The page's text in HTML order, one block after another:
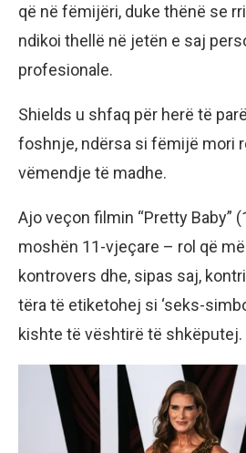
që në fëmijëri, duke thënë se
ndikoi thellë në jetën e saj
profesionale.
Shields u shfaq për herë të
foshnje, ndërsa si fëmijë mori
vëmendje të madhe.
Ajo veçon filmin “Pretty Baby”
moshën 11-vjeçare – rol që
kontrovers dhe, sipas saj,
tëra të etiketohej si ‘seks-
kishte të vështirë të shkëputej.